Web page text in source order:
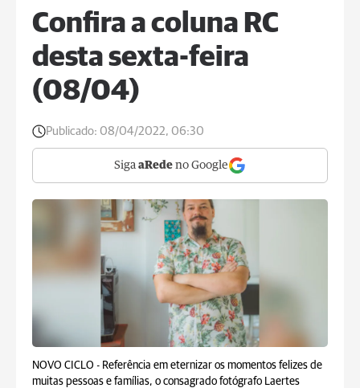
Confira a coluna RC
desta sexta-feira
(08/04)
Publicado: 08/04/2022, 06:30
Siga aRede no Google
NOVO CICLO - Referência em eternizar os momentos felizes de
muitas pessoas e famílias, o consagrado fotógrafo Laertes